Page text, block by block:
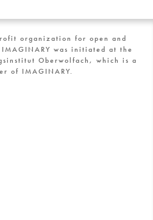
organization for open and
was initiated at the
Oberwolfach, which is a
of IMAGINARY.